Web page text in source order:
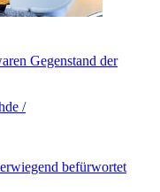
Gegenstand der
/
befürwortet